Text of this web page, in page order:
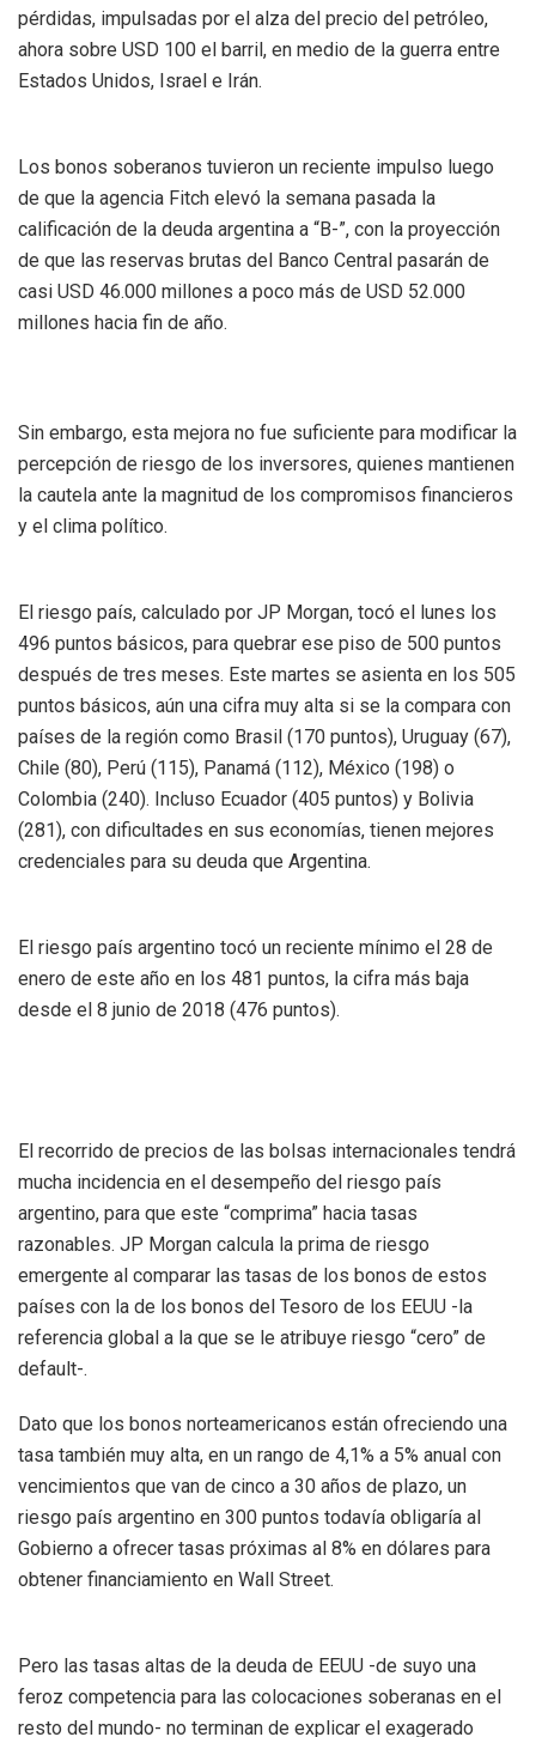
pérdidas, impulsadas por el alza del precio del petróleo,
ahora sobre USD 100 el barril, en medio de la guerra entre
Estados Unidos, Israel e Irán.
Los bonos soberanos tuvieron un reciente impulso luego
de que la agencia Fitch elevó la semana pasada la
calificación de la deuda argentina a “B-”, con la proyección
de que las reservas brutas del Banco Central pasarán de
casi USD 46.000 millones a poco más de USD 52.000
millones hacia fin de año.
Sin embargo, esta mejora no fue suficiente para modificar la
percepción de riesgo de los inversores, quienes mantienen
la cautela ante la magnitud de los compromisos financieros
y el clima político.
El riesgo país, calculado por JP Morgan, tocó el lunes los
496 puntos básicos, para quebrar ese piso de 500 puntos
después de tres meses. Este martes se asienta en los 505
puntos básicos, aún una cifra muy alta si se la compara con
países de la región como Brasil (170 puntos), Uruguay (67),
Chile (80), Perú (115), Panamá (112), México (198) o
Colombia (240). Incluso Ecuador (405 puntos) y Bolivia
(281), con dificultades en sus economías, tienen mejores
credenciales para su deuda que Argentina.
El riesgo país argentino tocó un reciente mínimo el 28 de
enero de este año en los 481 puntos, la cifra más baja
desde el 8 junio de 2018 (476 puntos).
El recorrido de precios de las bolsas internacionales tendrá
mucha incidencia en el desempeño del riesgo país
argentino, para que este “comprima” hacia tasas
razonables. JP Morgan calcula la prima de riesgo
emergente al comparar las tasas de los bonos de estos
países con la de los bonos del Tesoro de los EEUU -la
referencia global a la que se le atribuye riesgo “cero” de
default-.
Dato que los bonos norteamericanos están ofreciendo una
tasa también muy alta, en un rango de 4,1% a 5% anual con
vencimientos que van de cinco a 30 años de plazo, un
riesgo país argentino en 300 puntos todavía obligaría al
Gobierno a ofrecer tasas próximas al 8% en dólares para
obtener financiamiento en Wall Street.
Pero las tasas altas de la deuda de EEUU -de suyo una
feroz competencia para las colocaciones soberanas en el
resto del mundo- no terminan de explicar el exagerado